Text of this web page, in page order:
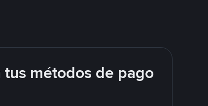
métodos de pago